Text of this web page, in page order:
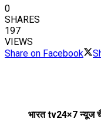
0
SHARES
197
VIEWS
Share on Facebook
भारत tv24×7 न्यूज